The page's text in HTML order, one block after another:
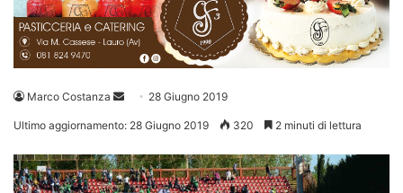
Marco Costanza
Invia 28 Giugno 2019
Ultimo aggiornamento: 28 Giugno 2019 320 2 minuti di lettura